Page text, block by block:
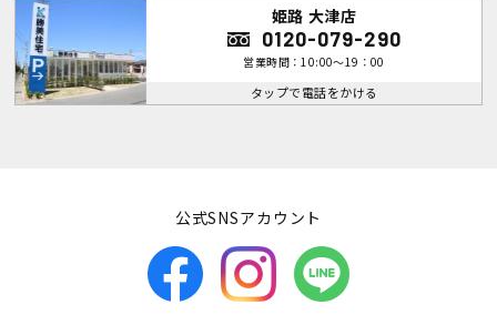
姫路 大津店
0120-079-290
営業時間：10:00～19：00
タップで電話をかける
公式SNSアカウント